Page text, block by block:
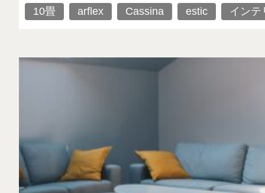
10畳 arflex Cassina estic インテ